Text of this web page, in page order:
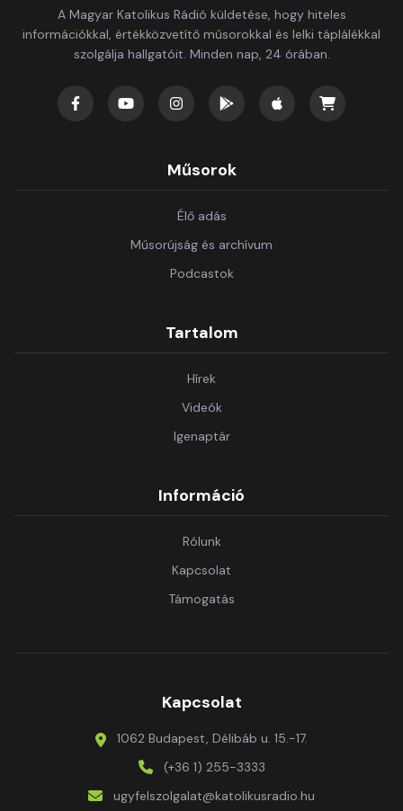
A Magyar Katolikus Rádió küldetése, hogy hiteles
információkkal, értékközvetítő műsorokkal és lelki táplálékkal
szolgálja hallgatóit. Minden nap, 24 órában.
Műsorok
Élő adás
Műsorújság és archívum
Podcastok
Tartalom
Hírek
Videók
Igenaptár
Információ
Rólunk
Kapcsolat
Támogatás
Kapcsolat
1062 Budapest, Délibáb u. 15.-17.
(+36 1) 255-3333
ugyfelszolgalat@katolikusradio.hu